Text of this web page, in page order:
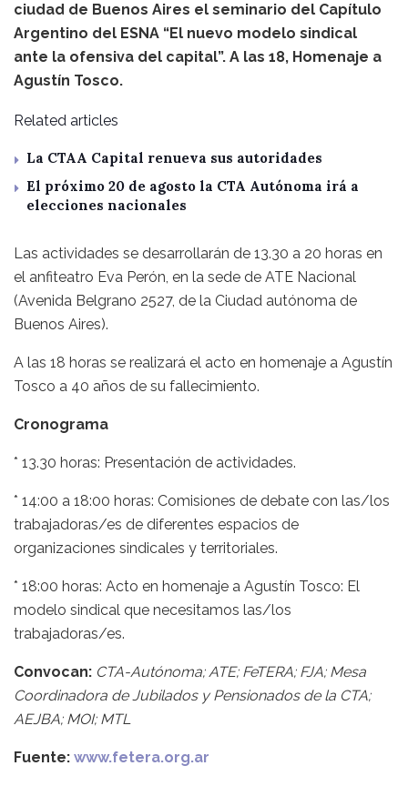
ciudad de Buenos Aires el seminario del Capítulo
Argentino del ESNA “El nuevo modelo sindical
ante la ofensiva del capital”. A las 18, Homenaje a
Agustín Tosco.
Related articles
La CTAA Capital renueva sus autoridades
El próximo 20 de agosto la CTA Autónoma irá a
elecciones nacionales
Las actividades se desarrollarán de 13.30 a 20 horas en
el anfiteatro Eva Perón, en la sede de ATE Nacional
(Avenida Belgrano 2527, de la Ciudad autónoma de
Buenos Aires).
A las 18 horas se realizará el acto en homenaje a Agustín
Tosco a 40 años de su fallecimiento.
Cronograma
* 13.30 horas: Presentación de actividades.
* 14:00 a 18:00 horas: Comisiones de debate con las/los
trabajadoras/es de diferentes espacios de
organizaciones sindicales y territoriales.
* 18:00 horas: Acto en homenaje a Agustín Tosco: El
modelo sindical que necesitamos las/los
trabajadoras/es.
Convocan: CTA-Autónoma; ATE; FeTERA; FJA; Mesa
Coordinadora de Jubilados y Pensionados de la CTA;
AEJBA; MOI; MTL
Fuente: www.fetera.org.ar